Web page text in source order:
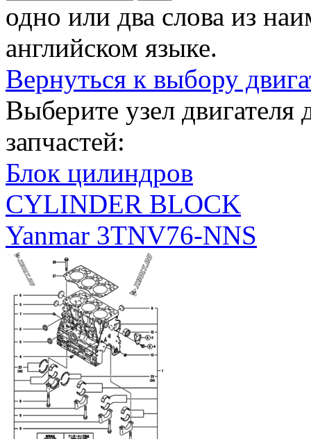
одно или два слова из
английском языке.
Вернуться к выбору
Выберите узел
запчастей:
Блок цилиндров
CYLINDER BLOCK
Yanmar 3TNV76-NNS